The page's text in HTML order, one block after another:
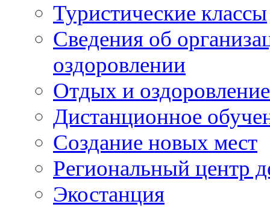
Туристические классы
Сведения об
оздоровлении
Отдых и
Дистанционное
Создание новых мест
Региональный центр
Экостанция